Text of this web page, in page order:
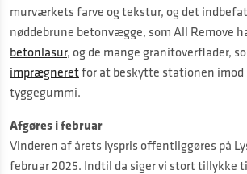
murværkets farve og tekstur, og det
nøddebrune betonvægge, som All Remove
betonlasur, og de mange granitoverflader,
imprægneretfor at beskytte stationen imod
tyggegummi.
Afgøres i februar
Vinderen af årets lyspris offentliggøres på
februar 2025. Indtil da siger vi stort tillykke